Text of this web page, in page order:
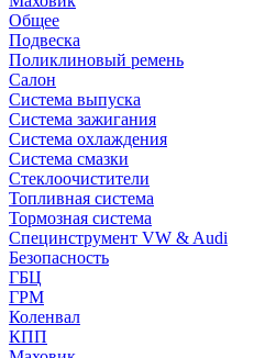
Общее
Подвеска
Поликлиновый ремень
Салон
Система выпуска
Система зажигания
Система охлаждения
Система смазки
Стеклоочистители
Топливная система
Тормозная система
Специнструмент VW & Audi
Безопасность
ГБЦ
ГРМ
Коленвал
КПП